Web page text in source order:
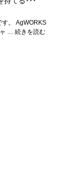
す。 AgWORKS
… 続きを読む